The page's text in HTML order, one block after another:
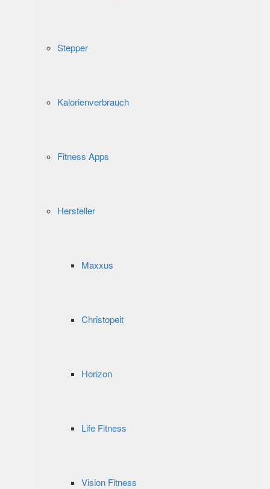
Stepper
Kalorienverbrauch
Fitness Apps
Hersteller
Maxxus
Christopeit
Horizon
Life Fitness
Vision Fitness